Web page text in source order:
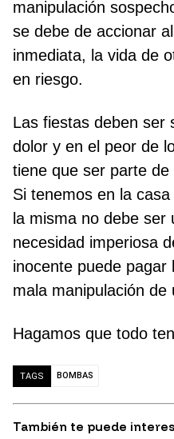
manipulación
se debe de accionar
inmediata, la vida de
en riesgo.
Las fiestas deben ser
dolor y en el peor de
tiene que ser parte
Si tenemos en la
la misma no debe
necesidad imperiosa
inocente puede pagar
mala manipulación de
Hagamos que todo
TAGS BOMBAS
También te puede